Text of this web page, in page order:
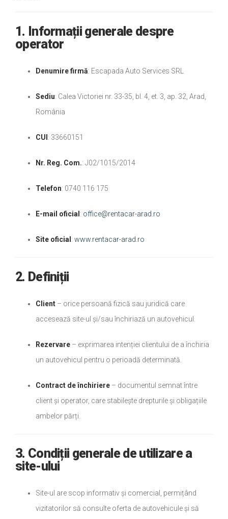
1. Informații generale despre
operator
Denumire firmă: Escapada Auto Services SRL
Sediu: Calea Victoriei nr. 33-35, bl. 4, et. 3, ap. 32, Arad,
România
CUI : 33660151
Nr. Reg. Com.: J02/1015/2014
Telefon: 0740 116 175
E-mail oficial : office@rentacar-arad.ro
Site oficial : www.rentacar-arad.ro
2. Definiții
Client – orice persoană fizică sau juridică care
accesează site-ul și/sau închiriază un autovehicul.
Rezervare – exprimarea intenției clientului de a închiria
un autovehicul pentru o perioadă determinată.
Contract de închiriere – documentul semnat între
client și operator, care stabilește drepturile și obligațiile
ambelor părți.
3. Condiții generale de utilizare a
site-ului
Site-ul are scop informativ și comercial, permițând
vizitatorilor să consulte oferta de autovehicule și să